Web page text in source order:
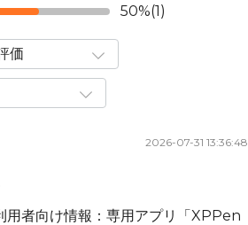
50%(1)
2026-07-31 13:36:48
用者向け情報：専用アプリ「XPPen